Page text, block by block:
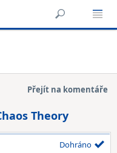
Přejít na komentáře
Theory
Dohráno